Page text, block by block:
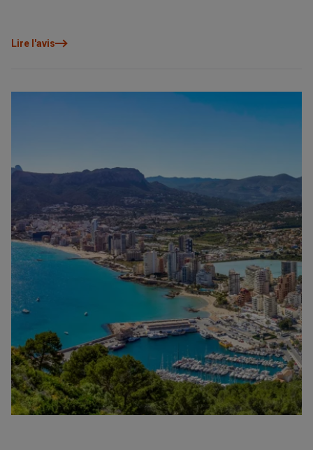
l’habitat, où le véritable luxe réside dans la façon de vivre au
Lire l'avis